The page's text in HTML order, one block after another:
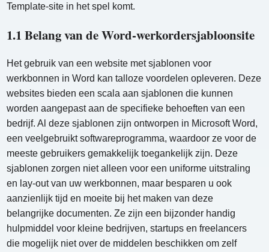
Template-site in het spel komt.
1.1 Belang van de Word-werkordersjabloonsite
Het gebruik van een website met sjablonen voor
werkbonnen in Word kan talloze voordelen opleveren. Deze
websites bieden een scala aan sjablonen die kunnen
worden aangepast aan de specifieke behoeften van een
bedrijf. Al deze sjablonen zijn ontworpen in Microsoft Word,
een veelgebruikt softwareprogramma, waardoor ze voor de
meeste gebruikers gemakkelijk toegankelijk zijn. Deze
sjablonen zorgen niet alleen voor een uniforme uitstraling
en lay-out van uw werkbonnen, maar besparen u ook
aanzienlijk tijd en moeite bij het maken van deze
belangrijke documenten. Ze zijn een bijzonder handig
hulpmiddel voor kleine bedrijven, startups en freelancers
die mogelijk niet over de middelen beschikken om zelf